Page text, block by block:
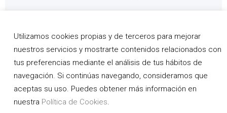
START FREE TRIAL
Utilizamos cookies propias y de terceros para mejorar
nuestros servicios y mostrarte contenidos relacionados con
tus preferencias mediante el análisis de tus hábitos de
navegación. Si continúas navegando, consideramos que
aceptas su uso. Puedes obtener más información en
nuestra Política de Cookies